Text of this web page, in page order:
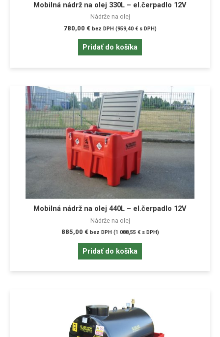
Mobilná nádrž na olej 330L – el.čerpadlo 12V
Nádrže na olej
780,00 € bez DPH (959,40€ s DPH)
Pridať do košíka
Mobilná nádrž na olej 440L – el.čerpadlo 12V
Nádrže na olej
885,00 € bez DPH (1 088,55 €s DPH)
Pridať do košíka